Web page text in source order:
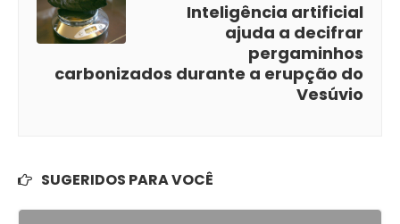
Inteligência artificial
ajuda a decifrar
pergaminhos
carbonizados durante a erupção do
Vesúvio
SUGERIDOS PARA VOCÊ